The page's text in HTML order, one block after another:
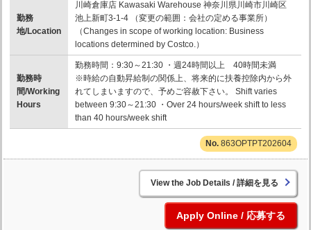
勤務
地/Location
川崎倉庫店 Kawasaki Warehouse 神奈川県川崎市川崎区
池上新町3-1-4 （変更の範囲：会社の定める事業所）
（Changes in scope of working location: Business
locations determined by Costco.）
勤務時
間/Working
Hours
勤務時間：9:30～21:30 ・週24時間以上 40時間未満
※時給の自動昇給制の関係上、将来的に扶養控除内から外
れてしまいますので、予めご容赦下さい。 Shift varies
between 9:30～21:30 ・Over 24 hours/week shift to less
than 40 hours/week shift
863OPTPT202604
詳細を見る
応募する